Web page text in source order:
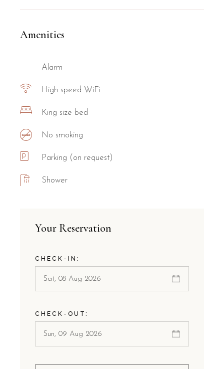
Amenities
Alarm
High speed WiFi
King size bed
No smoking
Parking (on request)
Shower
Your Reservation
CHECK-IN:
CHECK-OUT: